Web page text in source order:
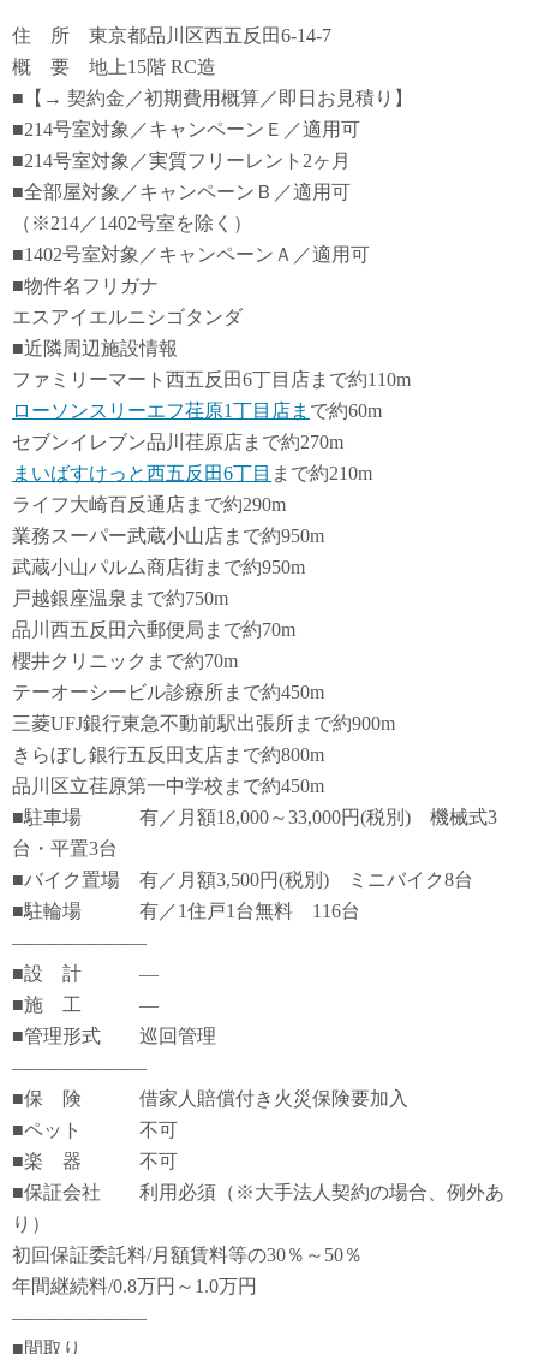
住 所 東京都品川区西五反田6-14-7
概 要 地上15階 RC造
■【→ 契約金／初期費用概算／即日お見積り】
■214号室対象／キャンペーンＥ／適用可
■214号室対象／実質フリーレント2ヶ月
■全部屋対象／キャンペーンＢ／適用可
（※214／1402号室を除く）
■1402号室対象／キャンペーンＡ／適用可
■物件名フリガナ
エスアイエルニシゴタンダ
■近隣周辺施設情報
ファミリーマート西五反田6丁目店まで約110m
ローソンスリーエフ荏原1丁目店ま で約60m
セブンイレブン品川荏原店まで約270m
まいばすけっと西五反田6丁目 まで約210m
ライフ大崎百反通店まで約290m
業務スーパー武蔵小山店まで約950m
武蔵小山パルム商店街まで約950m
戸越銀座温泉まで約750m
品川西五反田六郵便局まで約70m
櫻井クリニックまで約70m
テーオーシービル診療所まで約450m
三菱UFJ銀行東急不動前駅出張所まで約900m
きらぼし銀行五反田支店まで約800m
品川区立荏原第一中学校まで約450m
■駐車場 有／月額18,000～33,000円(税別) 機械式3
台・平置3台
■バイク置場 有／月額3,500円(税別) ミニバイク8台
■駐輪場 有／1住戸1台無料 116台
―――――――
■設 計 ―
■施 工 ―
■管理形式 巡回管理
―――――――
■保 険 借家人賠償付き火災保険要加入
■ペット 不可
■楽 器 不可
■保証会社 利用必須（※大手法人契約の場合、例外あ
り）
初回保証委託料/月額賃料等の30％～50％
年間継続料/0.8万円～1.0万円
―――――――
■間取り